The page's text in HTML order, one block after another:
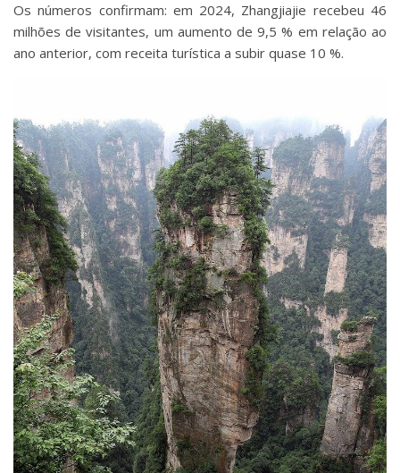
Os números confirmam: em 2024, Zhangjiajie recebeu 46
milhões de visitantes, um aumento de 9,5 % em relação ao
ano anterior, com receita turística a subir quase 10 %.